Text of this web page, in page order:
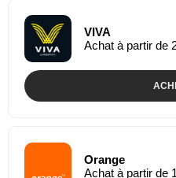
VIVA
Achat à partir de
Orange
Achat à partir de